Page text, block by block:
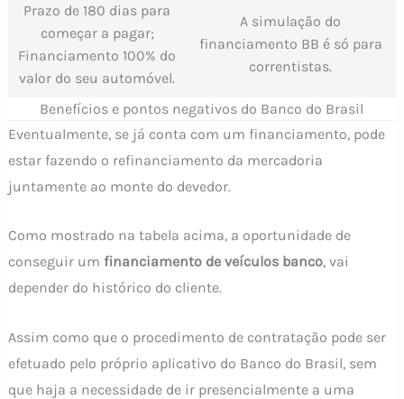
Prazo de 180 dias para
começar a pagar;
Financiamento 100% do
valor do seu automóvel.
A simulação do
financiamento BB é só para
correntistas.
Benefícios e pontos negativos do Banco do Brasil
Eventualmente, se já conta com um financiamento, pode
estar fazendo o refinanciamento da mercadoria
juntamente ao monte do devedor.
Como mostrado na tabela acima, a oportunidade de
conseguir um financiamento de veículos banco, vai
depender do histórico do cliente.
Assim como que o procedimento de contratação pode ser
efetuado pelo próprio aplicativo do Banco do Brasil, sem
que haja a necessidade de ir presencialmente a uma